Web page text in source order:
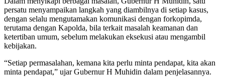
persatu menyampaikan langkah yang diambilnya di setiap kasus,
dengan selalu mengutamakan komunikasi dengan forkopimda,
terutama dengan Kapolda, bila terkait masalah keamanan dan
ketertiban umum, sebelum melakukan eksekusi atau mengambil
kebijakan.
“Setiap permasalahan, kemana kita perlu minta pendapat, kita akan
minta pendapat,” ujar Gubernur H Muhidin dalam penjelasannya.